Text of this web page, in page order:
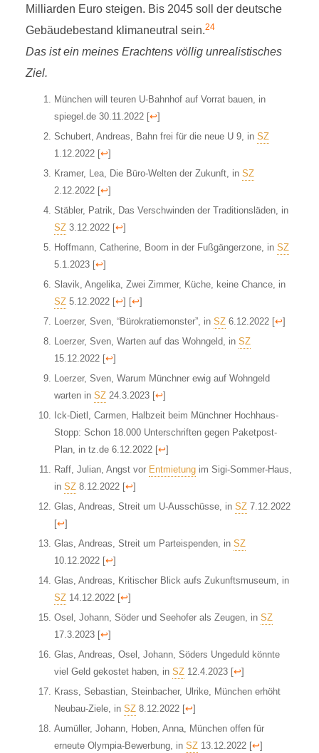
Milliarden Euro steigen. Bis 2045 soll der deutsche
Gebäudebestand klimaneutral sein.24
Das ist ein meines Erachtens völlig unrealistisches
Ziel.
München will teuren U-Bahnhof auf Vorrat bauen, in
spiegel.de 30.11.2022[↩]
Schubert, Andreas, Bahn frei für die neue U 9, in SZ
1.12.2022[↩]
Kramer, Lea, Die Büro-Welten der Zukunft, in SZ
2.12.2022[↩]
Stäbler, Patrik, Das Verschwinden der Traditionsläden, in
SZ3.12.2022[↩]
Hoffmann, Catherine, Boom in der Fußgängerzone, in SZ
5.1.2023[↩]
Slavik, Angelika, Zwei Zimmer, Küche, keine Chance, in
SZ5.12.2022[↩] [↩]
Loerzer, Sven, “Bürokratiemonster”, in SZ6.12.2022[↩]
Loerzer, Sven, Warten auf das Wohngeld, in SZ
15.12.2022[↩]
Loerzer, Sven, Warum Münchner ewig auf Wohngeld
warten in SZ24.3.2023[↩]
Ick-Dietl, Carmen, Halbzeit beim Münchner Hochhaus-
Stopp: Schon 18.000 Unterschriften gegen Paketpost-
Plan, in tz.de 6.12.2022[↩]
Raff, Julian, Angst vor Entmietungim Sigi-Sommer-Haus,
in SZ8.12.2022[↩]
Glas, Andreas, Streit um U-Ausschüsse, in SZ7.12.2022
[↩]
Glas, Andreas, Streit um Parteispenden, in SZ
10.12.2022[↩]
Glas, Andreas, Kritischer Blick aufs Zukunftsmuseum, in
SZ14.12.2022[↩]
Osel, Johann, Söder und Seehofer als Zeugen, in SZ
17.3.2023[↩]
Glas, Andreas, Osel, Johann, Söders Ungeduld könnte
viel Geld gekostet haben, in SZ12.4.2023[↩]
Krass, Sebastian, Steinbacher, Ulrike, München erhöht
Neubau-Ziele, in SZ8.12.2022[↩]
Aumüller, Johann, Hoben, Anna, München offen für
erneute Olympia-Bewerbung, in SZ13.12.2022[↩]